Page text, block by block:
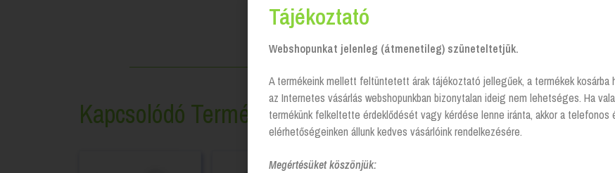
Kapcsolódó Termékek
Tájékoztató
Webshopunkat jelenleg (átmenetileg) szüneteltetjük.
A termékeink mellett feltüntetett árak tájékoztató jellegűek, a termékek kosárba
az Internetes vásárlás webshopunkban bizonytalan ideig nem lehetséges. Ha
termékünk felkeltette érdeklődését vagy kérdése lenne iránta, akkor a telefonos
elérhetőségeinken állunk kedves vásárlóink rendelkezésére.
Megértésüket köszönjük: